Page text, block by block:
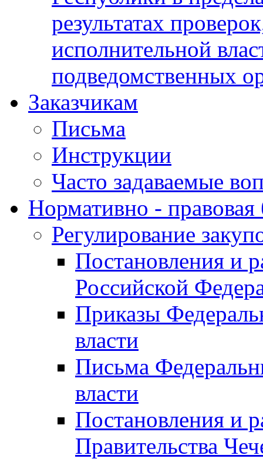
результатах
исполнительной
подведомственных
Заказчикам
Письма
Инструкции
Часто задаваемые
Нормативно - правовая
Регулирование
Постановления и
Российской
Приказы
власти
Письма
власти
Постановления и
Правительства